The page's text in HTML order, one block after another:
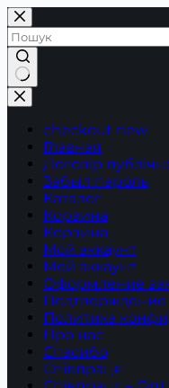
Перейти
до
вмісту
Немає
результатів
checkout new
Главная
Договір
Забыл пароль
Каталог
Корзина
Корзина
Мой аккаунт
Мой аккаунт
Оформление
Подтверждение
Политика
Про нас
Спасибо
Співпраця